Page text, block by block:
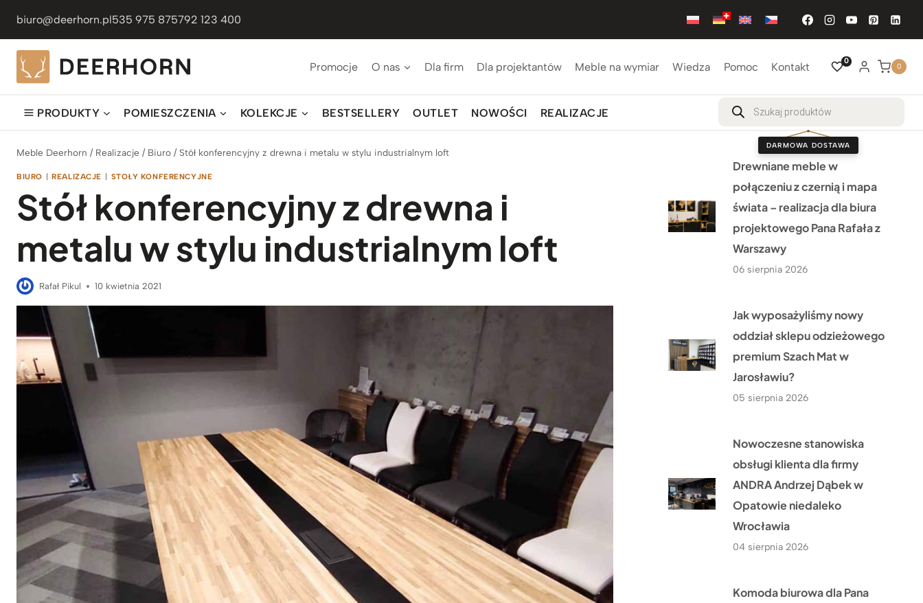
treści
biuro@deerhorn.pl535 975 875792 123 400
Promocje O nas Dla firm Dla projektantów Meble na wymiar Wiedza Pomoc Kontakt 0
0
PRODUKTY POMIESZCZENIA KOLEKCJE BESTSELLERY OUTLET NOWOŚCI REALIZACJE
Wyszukiwarka
produktów
DARMOWA DOSTAWA
Meble Deerhorn / Realizacje / Biuro / Stół konferencyjny z drewna i metalu w stylu industrialnym loft
BIURO | REALIZACJE | STOŁY KONFERENCYJNE
Stół konferencyjny z drewna i
metalu w stylu industrialnym loft
Rafał Pikul 10 kwietnia 2021
Drewniane meble w
połączeniu z czernią i mapa
świata – realizacja dla biura
projektowego Pana Rafała z
Warszawy
06 sierpnia 2026
Jak wyposażyliśmy nowy
oddział sklepu odzieżowego
premium Szach Mat w
Jarosławiu?
05 sierpnia 2026
Nowoczesne stanowiska
obsługi klienta dla firmy
ANDRA Andrzej Dąbek w
Opatowie niedaleko
Wrocławia
04 sierpnia 2026
Komoda biurowa dla Pana